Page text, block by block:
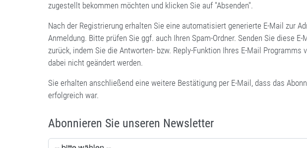
zugestellt bekommen möchten und klicken Sie auf "Absenden".
Nach der Registrierung erhalten Sie eine automatisiert generierte E-Mail zur
Anmeldung. Bitte prüfen Sie ggf. auch Ihren Spam-Ordner. Senden Sie diese
zurück, indem Sie die Antworten- bzw. Reply-Funktion Ihres E-Mail Programms
dabei nicht geändert werden.
Sie erhalten anschließend eine weitere Bestätigung per E-Mail, dass das
erfolgreich war.
Abonnieren Sie unseren Newsletter